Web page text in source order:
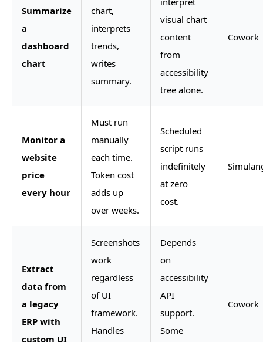
Summarize
a
dashboard
chart
chart,
interprets
trends,
writes
summary.
visual chart
content
from
accessibility
tree alone.
Cowork
Monitor a
website
price
every hour
Must run
manually
each time.
Token cost
adds up
over weeks.
Scheduled
script runs
indefinitely
at zero
cost.
Extract
data from
a legacy
ERP with
custom UI
Screenshots
work
regardless
of UI
framework.
Handles
Depends
on
accessibility
API
support.
Some
Cowork